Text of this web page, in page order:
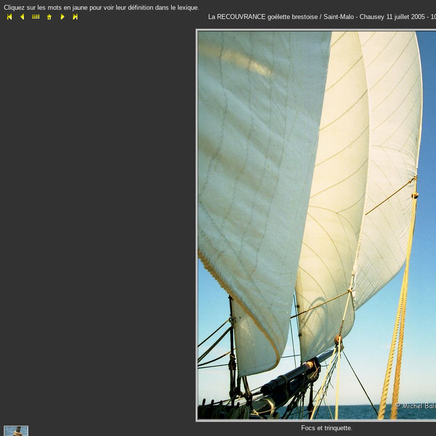
Cliquez sur les mots en jaune pour voir leur définition dans le lexique.
La RECOUVRANCE goélette brestoise / Saint-Malo - Chausey 11 juillet 2005 -
Focs et trinquette.